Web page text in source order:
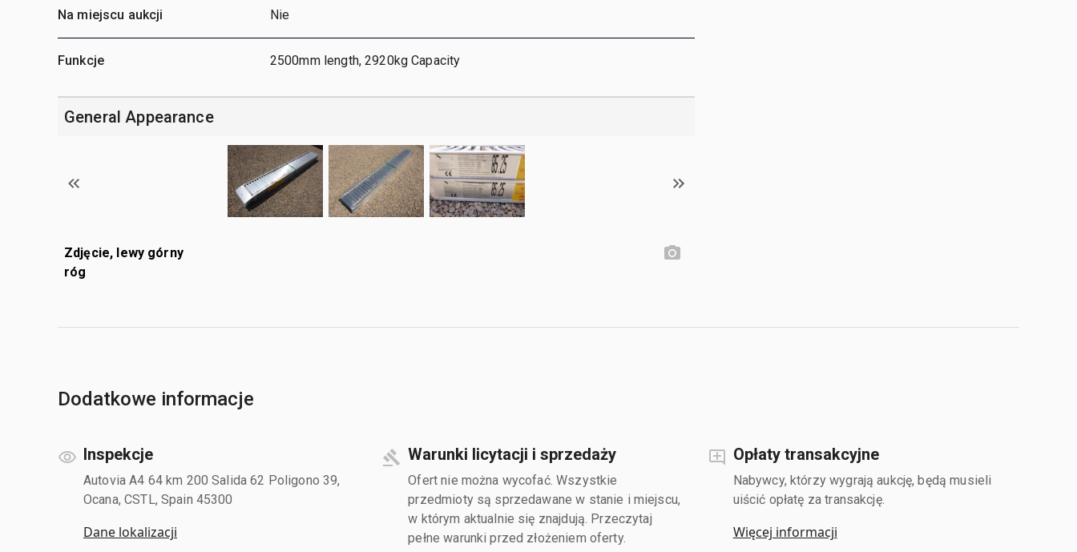
Na miejscu aukcji Nie
Funkcje 2500mm length, 2920kg Capacity
General Appearance
Zdjęcie, lewy górny
róg
Dodatkowe informacje
Inspekcje
Autovia A4 64 km 200 Salida 62 Poligono 39,
Ocana, CSTL, Spain 45300
Dane lokalizacji
Warunki licytacji i sprzedaży
Ofert nie można wycofać. Wszystkie
przedmioty są sprzedawane w stanie i miejscu,
w którym aktualnie się znajdują. Przeczytaj
pełne warunki przed złożeniem oferty.
Opłaty transakcyjne
Nabywcy, którzy wygrają aukcję, będą musieli
uiścić opłatę za transakcję.
Więcej informacji